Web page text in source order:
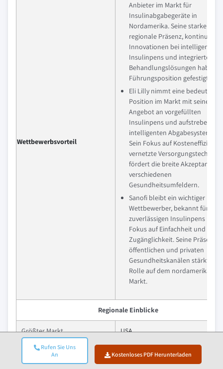
Rufen Sie Uns
An
Kostenloses PDF Herunterladen
Wettbewerbsvorteil
Anbieter im Markt für
Insulinabgabegeräte in
Nordamerika. Seine starke
regionale Präsenz,
Innovationen bei intelligenten
Insulinpens und integrierte
Behandlungslösungen haben
Führungsposition gefestigt.
Eli Lilly nimmt eine bedeutende
Position im Markt mit seinem
Angebot an vorgefüllten
Insulinpens und aufstrebenden
intelligenten Abgabesystemen
Sein Fokus auf Kosteneffizienz
vernetzte
fördert die breite Akzeptanz in
verschiedenen
Gesundheitsumfeldern.
Sanofi bleibt ein wichtiger
Wettbewerber, bekannt für
zuverlässigen Insulinpens und
Fokus auf Einfachheit und
Zugänglichkeit. Seine Präsenz in
öffentlichen und privaten
Gesundheitskanälen stärkt
Rolle auf dem
Markt.
Regionale Einblicke
Größter Markt USA
Schnellstwachsender Markt Kanada